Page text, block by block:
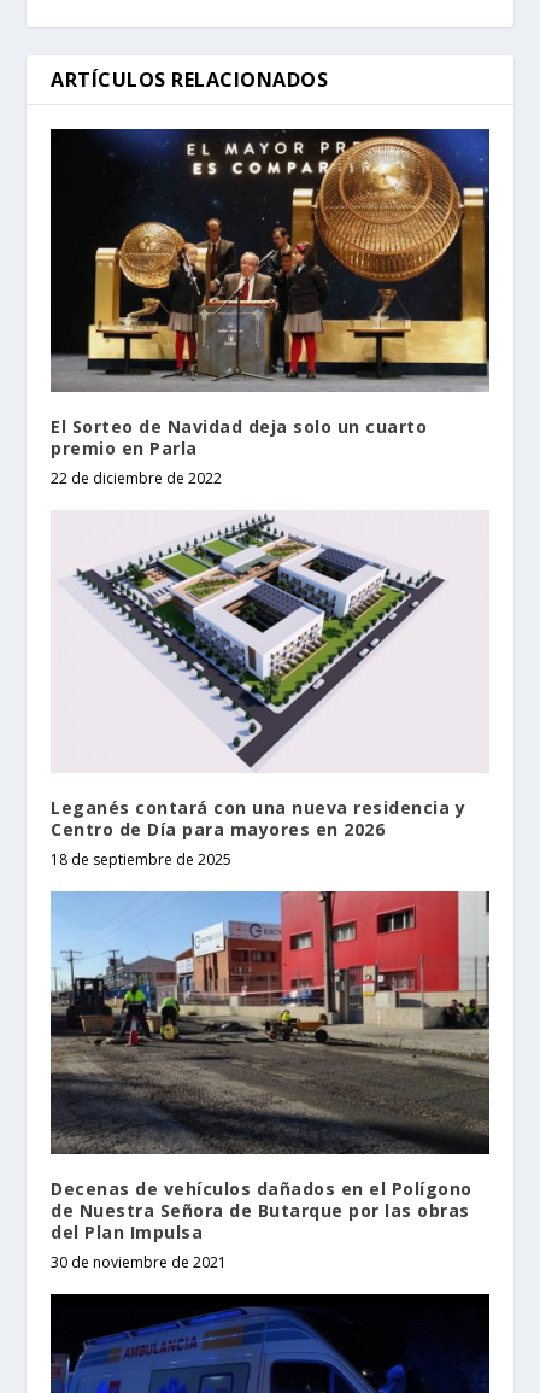
ARTÍCULOS RELACIONADOS
El Sorteo de Navidad deja solo un cuarto
premio en Parla
22 de diciembre de 2022
Leganés contará con una nueva residencia y
Centro de Día para mayores en 2026
18 de septiembre de 2025
Decenas de vehículos dañados en el Polígono
de Nuestra Señora de Butarque por las obras
del Plan Impulsa
30 de noviembre de 2021